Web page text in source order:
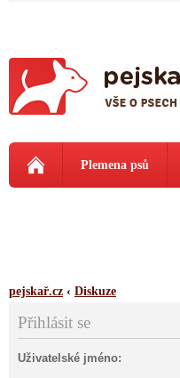
Plemena psů
pejskař.cz ‹ Diskuze
Přihlásit se
Uživatelské jméno: